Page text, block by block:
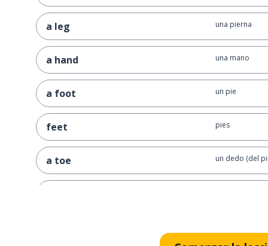
a leg una pierna
a hand una mano
a foot un pie
feet pies
a toe un dedo (del